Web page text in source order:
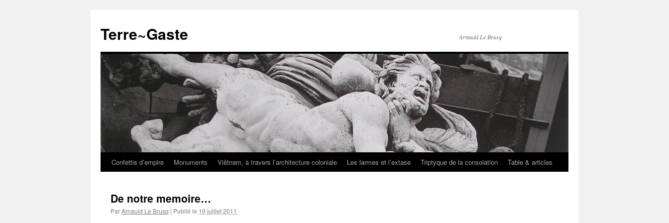
contenu
Terre~Gaste Arnauld Le Brusq
Confettis d’empire Monuments Viêtnam, à travers l’architecture coloniale Les larmes et l’extase Triptyque de la consolation Table & articles
De notre memoire…
ParArnauld Le Brusq | Publié le 19 juillet 2011